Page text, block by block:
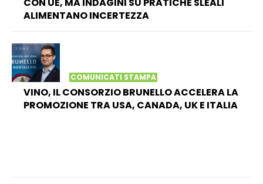
CON UE, MA INDAGINI SU PRATICHE SLEALI
ALIMENTANO INCERTEZZA
COMUNICATI STAMPA
VINO, IL CONSORZIO BRUNELLO ACCELERA LA
PROMOZIONE TRA USA, CANADA, UK E ITALIA